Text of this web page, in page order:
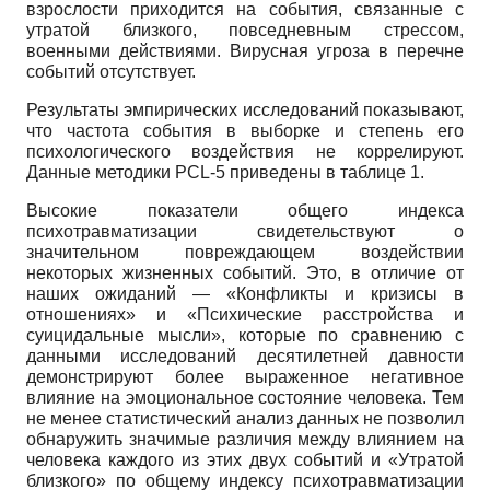
взрослости приходится на события, связанные с
утратой близкого, повседневным стрессом,
военными действиями. Вирусная угроза в перечне
событий отсутствует.
Результаты эмпирических исследований показывают,
что частота события в выборке и степень его
психологического воздействия не коррелируют.
Данные методики PCL-5 приведены в таблице 1.
Высокие показатели общего индекса
психотравматизации свидетельствуют о
значительном повреждающем воздействии
некоторых жизненных событий. Это, в отличие от
наших ожиданий — «Конфликты и кризисы в
отношениях» и «Психические расстройства и
суицидальные мысли», которые по сравнению с
данными исследований десятилетней давности
демонстрируют более выраженное негативное
влияние на эмоциональное состояние человека. Тем
не менее статистический анализ данных не позволил
обнаружить значимые различия между влиянием на
человека каждого из этих двух событий и «Утратой
близкого» по общему индексу психотравматизации